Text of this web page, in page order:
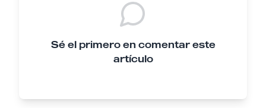
Sé el primero en comentar este
artículo